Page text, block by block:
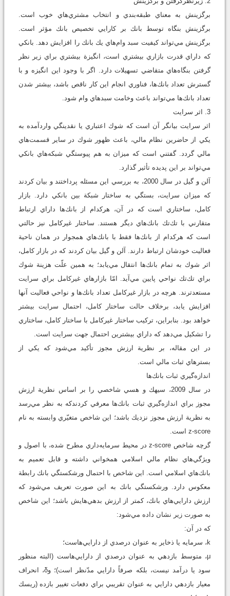
برگزينش به معناي طبقه‌بندي و انتخاب مشتري‌هاي خوب است.
برگزينش بنگاه توسط بانك بر كارايي تخصيص بانك مؤثر است.
برگزينش مي‌تواند كيفيت سبد وام‌هاي يك بانك را افزايش دهد. بانكي
كه داراي قدرت بازاري بيشتري است، انگيزة بيشتري براي زير نظر
گرفتن بنگاه‌هاي متقاضي تسهيلات دارد. اگر با وجود اين انگيزه و با
گسترش تعداد بانك‌ها، فناوري انجام اين كار ناقص باشد، بيشتر شدن
تعداد بانك‌ها مي‌تواند باعث وخامت سبدهاي وام شود.
3. اثر سرايت
اثر سرايت بيانگر آن است كه شوك اعتباري يا نقدينگي واردآمده به
يكي از حاضرين نظام مالي، باعث ظهور شوك در ساير قسمت‌هاي
مالي گردد. گفتني است كه ميزان به هم پيوستگي شبكه‌هاي بانكي
مي‌تواند بر اين پديده تأثير گذارد.
آلن و گيل در سال 2000، به بررسي اين مسئله پرداختند و بيان كردند
كه ميزان سرايت، بستگي به ساختار شبكة بين بانكي دارد. بازار
كامل، ساختاري است كه در آن، هركدام از بانك‌ها داراي ارتباط
متقارني با تك‌تك بانك‌هاي ديگر هستند. ساختار غيركامل نيز حالتي
است كه هركدام از بانك‌ها فقط با بانك‌هاي همجوار در همان ناحية
فعاليت خودشان ارتباط دارند. آلن و گيل بيان كردند كه‌ در بازار كامل،
اثر شوك به تمام بانك‌ها انتقال مي‌يابد؛ به همين علّت هزينة شوك
براي تك‌‌تك‌ نواحي پايين مي‌آيد. امّا بازارهاي غيركامل براي سرايت
مستعدترند. هرچه در بازار غيركامل تعداد بانك‌ها و نواحي فعاليت آنها
افزايش يابد، برخلاف حالت ساختار كامل، احتمال سرايت بيشتر
خواهد بود. بنابراين، تركيب ساختار غيركامل با ساختار كامل، ساختاري
را تشكيل مي‌دهد كه داراي بيشترين احتمال جهت سرايت است.
در اين مقاله، بر نظرية ارزش مجوز تأكيد مي‌شود كه يكي از
بسترهاي ثبات مالي است.
اندازه‌گيري ثبات بانك‌ها
در سال 2009، سيهك و هسي شاخصي را بر اساس نظرية ارزش
مجوز براي اندازه‌گيري ثبات بانك‌ها معرفي كردندكه به نظر مي‌رسد
به نظرية ارزش مجوز نزديك باشد؛ اين شاخص متغيّري وابسته به نام
z-score است.
گرچه شاخص z-score در محيط سرمايه‌داري مطرح شده، با اصول و
ويژگي‌هاي نظام مالي اسلامي همخواني داشته و قابل تعميم به
بانك‌هاي اسلامي است. اين شاخص با احتمال ورشكستگي بانك رابطة
معكوس دارد. ورشكستگي بانك به اين صورت تعريف مي‌شود كه
ارزش دارايي‌هاي بانك، كمتر از ارزش بدهي‌هايش باشد؛ اين شاخص
به صورت زير نشان داده مي‌شود:
كه در آن:
k، سرمايه يا ذخاير به عنوان درصدي از دارايي‌هاست؛
μ، متوسط بازدهي به عنوان درصدي از دارايي‌هاست (البته منظور
سود يا درآمد نيست، بلكه صرفاً دارايي مدّنظر است)؛ وδ، انحراف
معيار بازدهي دارايي به عنوان تقريبي براي دفعات تغيير بازده (ريسك